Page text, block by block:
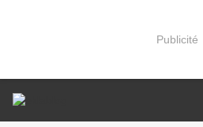
Publicité